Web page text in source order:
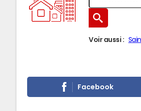
Voir aussi :
Facebook